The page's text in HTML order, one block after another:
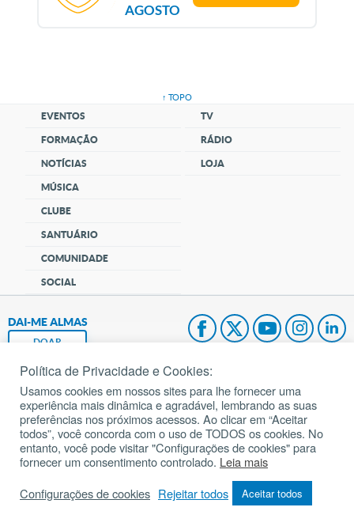
AGOSTO
↑ TOPO
EVENTOS
FORMAÇÃO
NOTÍCIAS
MÚSICA
CLUBE
SANTUÁRIO
COMUNIDADE
SOCIAL
TV
RÁDIO
LOJA
DAI-ME ALMAS
DOAR
Fundação João Paulo II
Pedido de Oração
Mapa do site
Todos os direitos reservados.
Política de Privacidade e Cookies:
Usamos cookies em nossos sites para lhe fornecer uma
experiência mais dinâmica e agradável, lembrando as suas
preferências nos próximos acessos. Ao clicar em “Aceitar
todos”, você concorda com o uso de TODOS os cookies. No
entanto, você pode visitar "Configurações de cookies" para
fornecer um consentimento controlado. Leia mais
Configurações de cookies Rejeitar todos Aceitar todos